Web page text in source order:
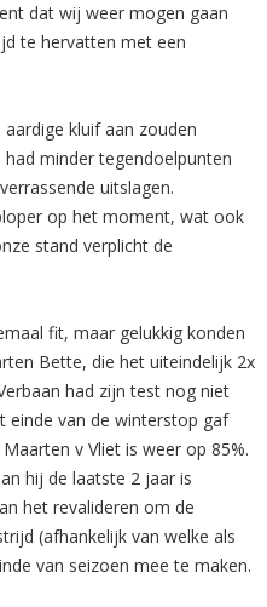
dat wij weer mogen gaan
te hervatten met een
kluif aan zouden
minder tegendoelpunten
uitslagen.
op het moment, wat ook
stand verplicht de
fit, maar gelukkig konden
Bette, die het uiteindelijk 2x
had zijn test nog niet
einde van de winterstop gaf
v Vliet is weer op 85%.
hij de laatste 2 jaar is
het revalideren om de
(afhankelijk van welke als
van seizoen mee te maken.